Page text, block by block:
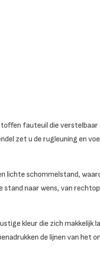
fauteuil die
zet u de rugleuning en
lichte schommelstand,
stand naar wens, van
kleur die zich makkelijk
de lijnen van het